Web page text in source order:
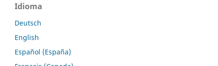
Idioma
Deutsch
English
Español (España)